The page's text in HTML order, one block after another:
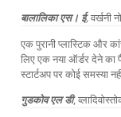
बालालिका एस। ई,वर्खनी
एक पुरानी प्लास्टिक और
लिए एक नया ऑर्डर देने
स्टार्टअप पर कोई समस्या
गुडकोव एल डी,